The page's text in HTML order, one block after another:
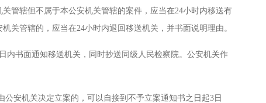
管辖但不属于本公安机关管辖的案件，应当在24小时内移送有
关管辖的，应当在24小时内退回移送机关，并书面说明理由。
书面通知移送机关，同时抄送同级人民检察院。公安机关作
安机关决定立案的，可以自接到不予立案通知书之日起3日